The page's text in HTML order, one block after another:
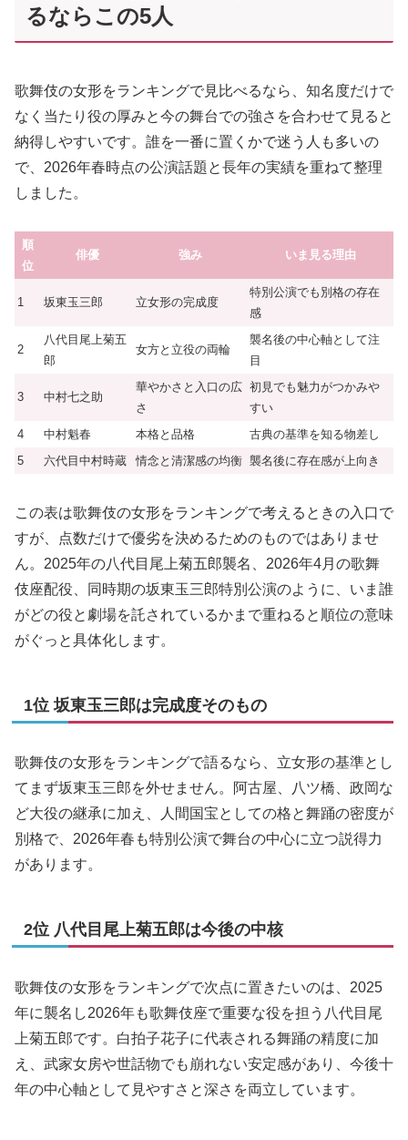
るならこの5人
歌舞伎の女形をランキングで見比べるなら、知名度だけで
なく当たり役の厚みと今の舞台での強さを合わせて見ると
納得しやすいです。誰を一番に置くかで迷う人も多いの
で、2026年春時点の公演話題と長年の実績を重ねて整理
しました。
順
位
俳優 強み いま見る理由
1 坂東玉三郎 立女形の完成度
特別公演でも別格の存在
感
2
八代目尾上菊五
郎
女方と立役の両輪
襲名後の中心軸として注
目
3 中村七之助
華やかさと入口の広
さ
初見でも魅力がつかみや
すい
4
中村魁春 本格と品格
古典の基準を知る物差し
5
六代目中村時蔵 情念と清潔感の均衡 襲名後に存在感が上向き
この表は歌舞伎の女形をランキングで考えるときの入口で
すが、点数だけで優劣を決めるためのものではありませ
ん。2025年の八代目尾上菊五郎襲名、2026年4月の歌舞
伎座配役、同時期の坂東玉三郎特別公演のように、いま誰
がどの役と劇場を託されているかまで重ねると順位の意味
がぐっと具体化します。
1位 坂東玉三郎は完成度そのもの
歌舞伎の女形をランキングで語るなら、立女形の基準とし
てまず坂東玉三郎を外せません。阿古屋、八ツ橋、政岡な
ど大役の継承に加え、人間国宝としての格と舞踊の密度が
別格で、2026年春も特別公演で舞台の中心に立つ説得力
があります。
2位 八代目尾上菊五郎は今後の中核
歌舞伎の女形をランキングで次点に置きたいのは、2025
年に襲名し2026年も歌舞伎座で重要な役を担う八代目尾
上菊五郎です。白拍子花子に代表される舞踊の精度に加
え、武家女房や世話物でも崩れない安定感があり、今後十
年の中心軸として見やすさと深さを両立しています。